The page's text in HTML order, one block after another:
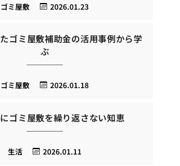
2026.01.23
ゴミ屋敷
ゴミ屋敷補助金の活用事例から学
ぶ
2026.01.18
ゴミ屋敷
ゴミ屋敷を繰り返さない知恵
2026.01.11
生活